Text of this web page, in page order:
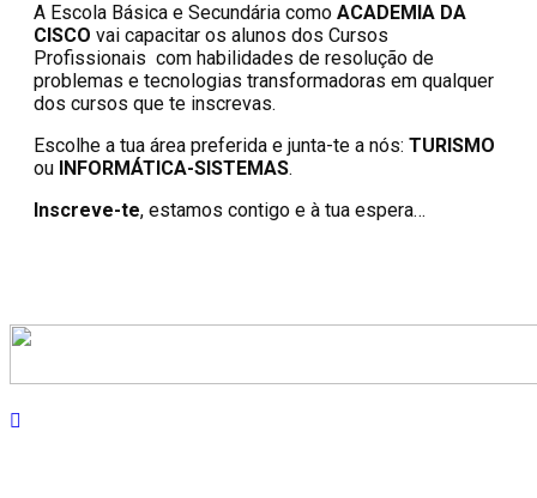
A Escola Básica e Secundária como ACADEMIA DA
CISCO vai capacitar os alunos dos Cursos
Profissionais com habilidades de resolução de
problemas e tecnologias transformadoras em qualquer
dos cursos que te inscrevas.
Escolhe a tua área preferida e junta-te a nós: TURISMO
ou INFORMÁTICA-SISTEMAS.
Inscreve-te, estamos contigo e à tua espera…